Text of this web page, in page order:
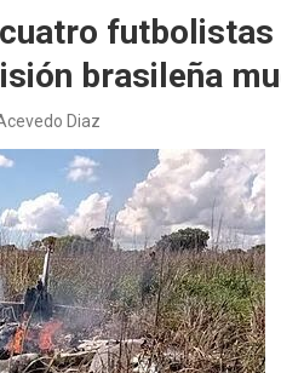
brasileña
Diaz